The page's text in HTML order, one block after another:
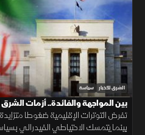
الشرق للأخبار سياسة
بين المواجهة والفائدة.. أزمات
تفرض التوترات الإقليمية ضغوطا
بينما يتمسك الاحتياطي الفيدرالي